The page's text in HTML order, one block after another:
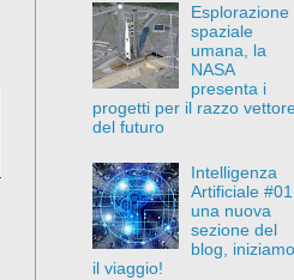
Esplorazione
spaziale
umana, la
NASA
presenta i
progetti per il razzo
del futuro
Intelligenza
Artificiale
una nuova
sezione del
blog, iniziamo
il viaggio!